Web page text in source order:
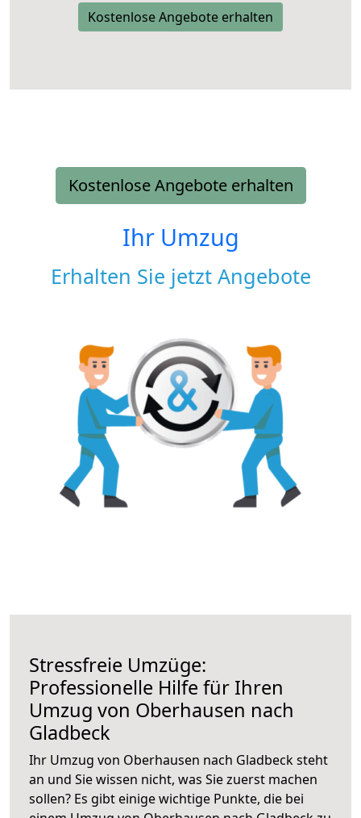
Kostenlose Angebote erhalten
Kostenlose Angebote erhalten
Ihr Umzug
Erhalten Sie jetzt Angebote
Stressfreie Umzüge:
Professionelle Hilfe für Ihren
Umzug von Oberhausen nach
Gladbeck
Ihr Umzug von Oberhausen nach Gladbeck steht
an und Sie wissen nicht, was Sie zuerst machen
sollen? Es gibt einige wichtige Punkte, die bei